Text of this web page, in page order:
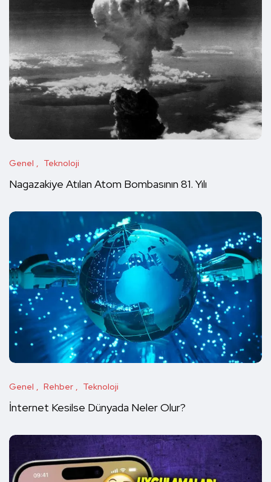
Genel Teknoloji
Nagazakiye Atılan Atom Bombasının 81. Yılı
Genel Rehber Teknoloji
İnternet Kesilse Dünyada Neler Olur?